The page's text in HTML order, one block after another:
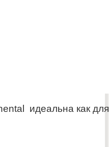
идеальна как